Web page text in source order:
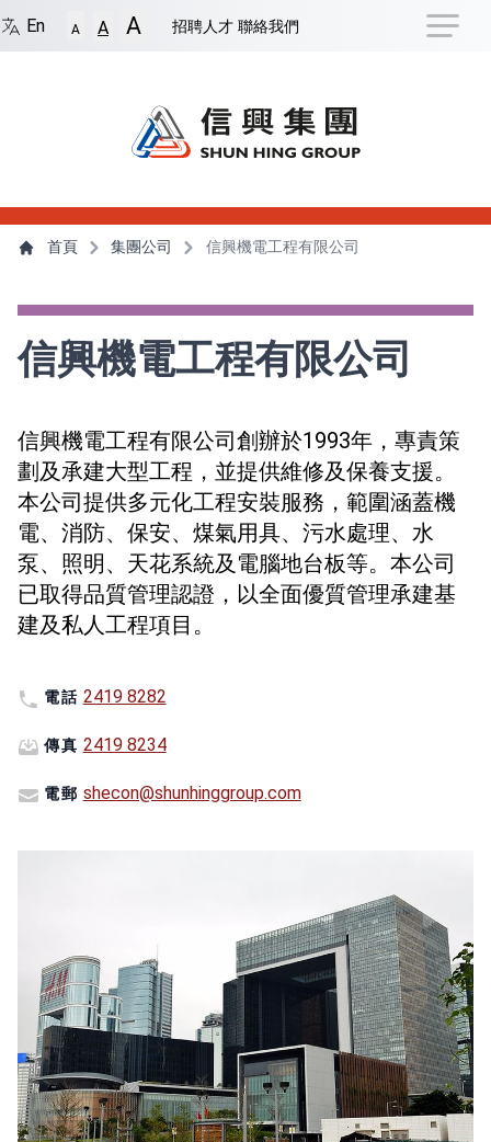
回到首頁 跳到捷徑選項 跳到主導航選單 跳至
En A A A 招聘人才 聯絡我們
主內容首頁 集團公司 信興機電工程有限公司
信興機電工程有限公司
信興機電工程有限公司創辦於1993年，專責策
劃及承建大型工程，並提供維修及保養支援。
本公司提供多元化工程安裝服務，範圍涵蓋機
電、消防、保安、煤氣用具、污水處理、水
泵、照明、天花系統及電腦地台板等。本公司
已取得品質管理認證，以全面優質管理承建基
建及私人工程項目。
電話 2419 8282
傳真 2419 8234
電郵 shecon@shunhinggroup.com